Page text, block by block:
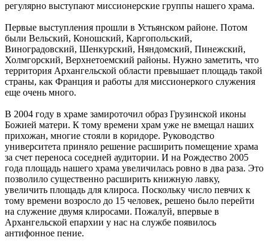
регулярно выступают миссионерские группы нашего храма.
Первые выступления прошли в Устьянском районе. Потом
были Вельский, Коношский, Каргопольский,
Виноградовский, Шенкурский, Няндомский, Пинежский,
Холмгорский, Верхнетоемский районы. Нужно заметить, что
территория Архангельской области превышает площадь такой
страны, как Франция и работы для миссионеркого служения
еще очень много.
В 2004 году в храме замироточил образ Грузинской иконы
Божией матери. К тому времени храм уже не вмещал наших
прихожан, многие стояли в коридоре. Руководство
университета приняло решение расширить помещение храма
за счет переноса соседней аудитории. И на Рождество 2005
года площадь нашего храма увеличилась ровно в два раза. Это
позволило существенно расширить книжную лавку,
увеличить площадь для клироса. Поскольку число певчих к
тому времени возросло до 15 человек, решено было перейти
на служение двумя клиросами. Пожалуй, впервые в
Архангельской епархии у нас на службе появилось
антифонное пение.